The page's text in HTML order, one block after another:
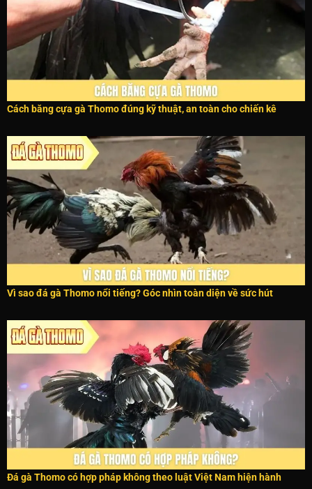
Cách băng cựa gà Thomo đúng kỹ thuật, an toàn cho chiến kê
Vì sao đá gà Thomo nổi tiếng? Góc nhìn toàn diện về sức hút
Đá gà Thomo có hợp pháp không theo luật Việt Nam hiện hành